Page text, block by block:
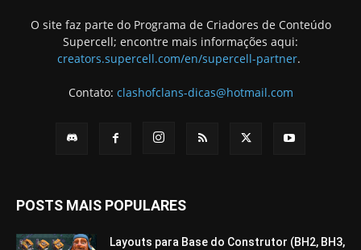
O site faz parte do Programa de Criadores de Conteúdo
Supercell; encontre mais informações aqui:
creators.supercell.com/en/supercell-partner.
Contato: clashofclans-dicas@hotmail.com
POSTS MAIS POPULARES
Layouts para Base do Construtor (BH2, BH3,